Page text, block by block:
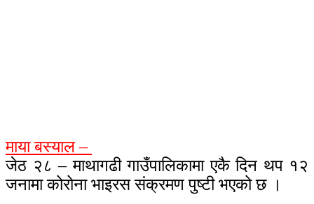
माया बस्याल –
जेठ २८ – माथागढी गाउँपालिकामा एकै दिन थप १२
जनामा कोरोना भाइरस संक्रमण पुष्टी भएको छ ।